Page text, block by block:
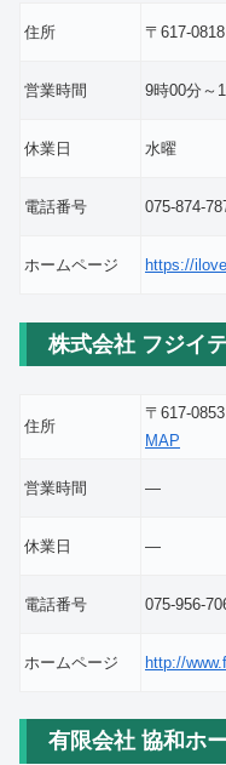
住所 〒617-
営業時間 9時00分～
休業日 水曜
電話番号 075-874-
ホームページ https://
株式会社 フジイ
住所
〒617-
MAP
営業時間 ―
休業日 ―
電話番号 075-956-
ホームページ http://
有限会社 協和ホ